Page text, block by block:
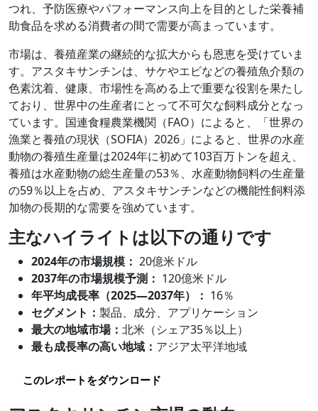
つれ、予防医療やパフォーマンス向上を目的とした栄養補
助食品を求める消費者の間で需要が高まっています。
市場は、養殖産業の継続的な拡大からも恩恵を受けていま
す。アスタキサンチンは、サケやエビなどの養殖魚介類の
色素沈着、健康、市場性を高める上で重要な役割を果たし
ており、世界中の生産者にとって不可欠な飼料成分となっ
ています。国連食糧農業機関（FAO）によると、「世界の
漁業と養殖の現状（SOFIA）2026」によると、世界の水産
動物の養殖生産量は2024年に初めて103百万トンを超え、
養殖は水産動物の総生産量の53％、水産動物飼料の生産量
の59％以上を占め、アスタキサンチンなどの機能性飼料添
加物の長期的な需要を強めています。
主なハイライトは以下の通りです
2024年の市場規模： 20億米ドル
2037年の市場規模予測： 120億米ドル
年平均成長率（2025―2037年）： 16％
セグメント： 製品、成分、アプリケーション
最大の地域市場： 北米（シェア35％以上）
最も成長率の高い地域： アジア太平洋地域
このレポートをダウンロード